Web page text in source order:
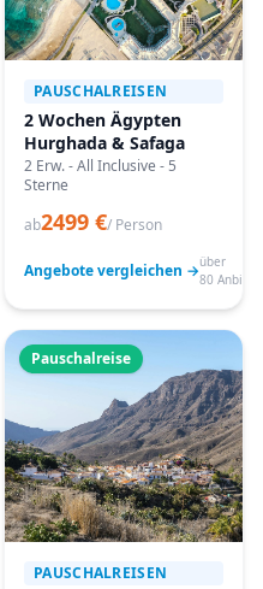
PAUSCHALREISEN
2 Wochen Ägypten
Hurghada & Safaga
2 Erw. - All Inclusive - 5
Sterne
ab2499 €/ Person
Angebote vergleichen →über
80
Pauschalreise
PAUSCHALREISEN